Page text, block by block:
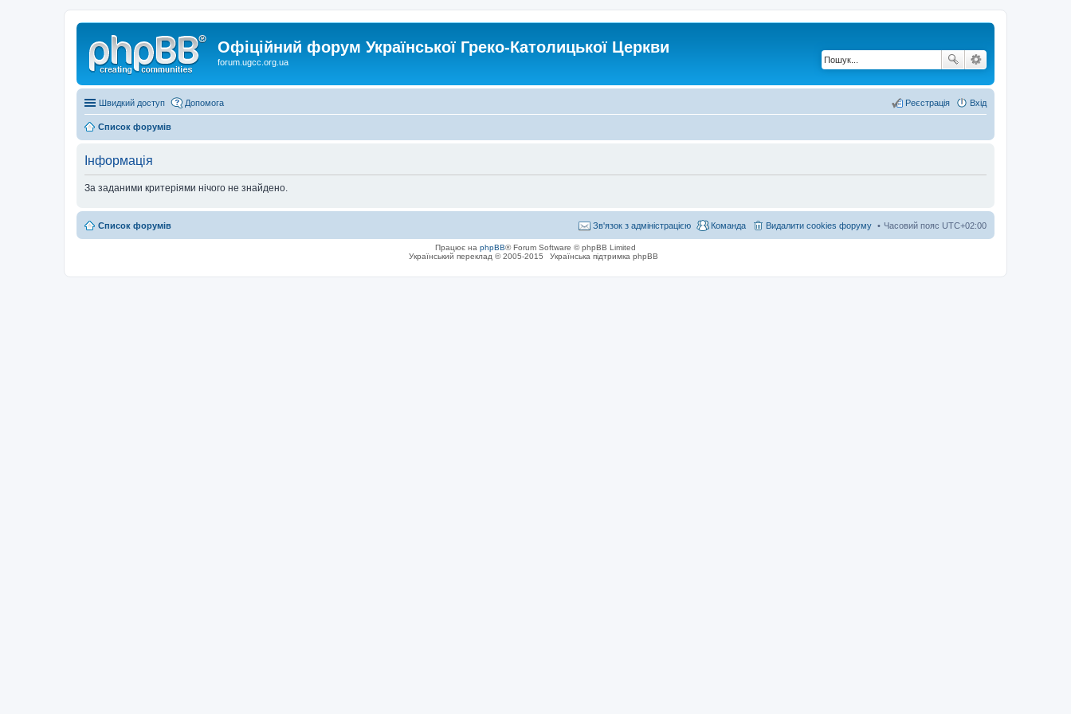
Офіційний форум Української Греко-Католицької Церкви
forum.ugcc.org.ua
Швидкий доступ Допомога Вхід
Реєстрація
Список форумів
Інформація
За заданими критеріями нічого не знайдено.
Список форумів Часовий пояс UTC+02:00
Видалити cookies форуму
Команда
Зв'язок з адміністрацією
Працює на phpBB® Forum Software © phpBB Limited
Український переклад © 2005-2015
Українська підтримка phpBB